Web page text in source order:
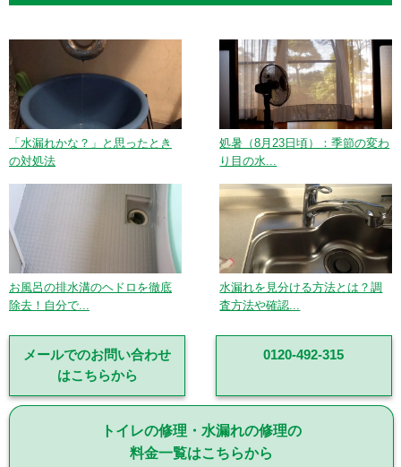
「水漏れかな？」と思ったとき
の対処法
処暑（8月23日頃）：季節の変わ
り目の水...
お風呂の排水溝のヘドロを徹底
除去！自分で...
水漏れを見分ける方法とは？調
査方法や確認...
メールでのお問い合わせ
はこちらから
0120-492-315
トイレの修理・水漏れの修理の
料金一覧はこちらから